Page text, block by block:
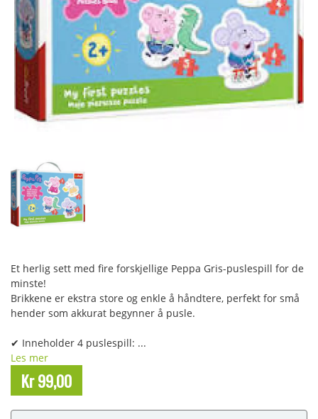
Et herlig sett med fire forskjellige Peppa Gris-puslespill for de
minste!
Brikkene er ekstra store og enkle å håndtere, perfekt for små
hender som akkurat begynner å pusle.
✔ Inneholder 4 puslespill: ...
Les mer
Kr 99,00